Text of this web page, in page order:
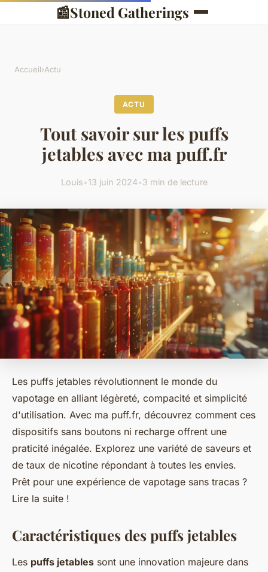
📰Stoned Gatherings
Accueil›Actu
ACTU
Tout savoir sur les puffs
jetables avec ma puff.fr
Louis•13 juin 2024•3 min de lecture
Les puffs jetables révolutionnent le monde du
vapotage en alliant légèreté, compacité et simplicité
d'utilisation. Avec ma puff.fr, découvrez comment ces
dispositifs sans boutons ni recharge offrent une
praticité inégalée. Explorez une variété de saveurs et
de taux de nicotine répondant à toutes les envies.
Prêt pour une expérience de vapotage sans tracas ?
Lire la suite !
Caractéristiques des puffs jetables
Les puffs jetables sont une innovation majeure dans